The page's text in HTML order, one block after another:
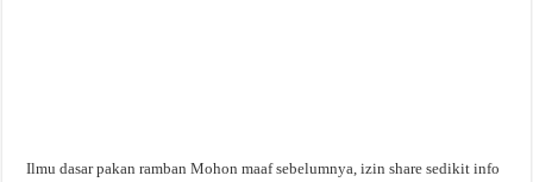
Ilmu dasar pakan ramban Mohon maaf sebelumnya, izin share sedikit info